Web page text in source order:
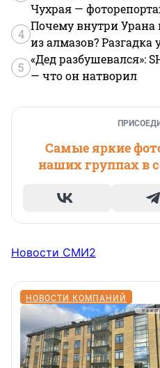
Чухрая —
4
Почему внутри
из алмазов?
5
«Дед разбушевался»:
— что он натворил
Самые яркие
наших группах в
Новости СМИ2
НОВОСТИ КОМПАНИЙ